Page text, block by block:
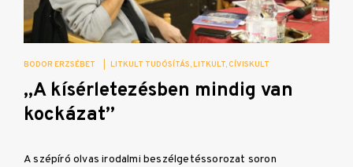
BODOR ERZSÉBET LITKULT TUDÓSÍTÁS LITKULT CÍVISKULT
„A kísérletezésben mindig van
kockázat”
A szépíró olvas irodalmi beszélgetéssorozat soron